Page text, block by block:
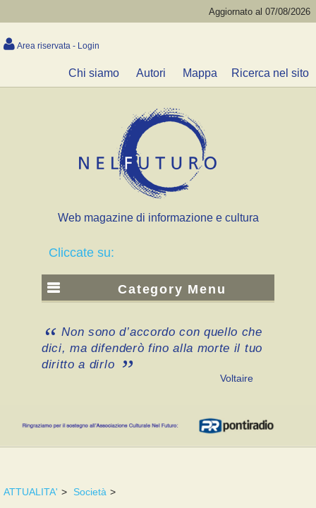
Aggiornato al 07/08/2026
Area riservata - Login
Chi siamo Autori Mappa Ricerca nel sito
Web magazine di informazione e cultura
Cliccate su:
Category Menu
Non sono d’accordo con quello che
dici, ma difenderò fino alla morte il tuo
diritto a dirlo
Voltaire
ATTUALITA' > Società >